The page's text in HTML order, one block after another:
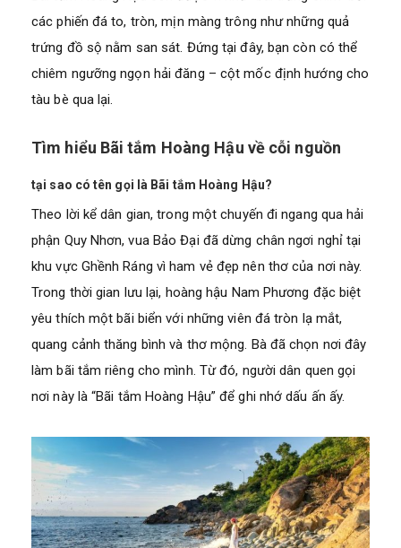
các phiến đá to, tròn, mịn màng trông như những quả
trứng đồ sộ nằm san sát. Đứng tại đây, bạn còn có thể
chiêm ngưỡng ngọn hải đăng – cột mốc định hướng cho
tàu bè qua lại.
Tìm hiểu Bãi tắm Hoàng Hậu về cỗi nguồn
tại sao có tên gọi là Bãi tắm Hoàng Hậu?
Theo lời kể dân gian, trong một chuyến đi ngang qua hải
phận Quy Nhơn, vua Bảo Đại đã dừng chân ngơi nghỉ tại
khu vực Ghềnh Ráng vì ham vẻ đẹp nên thơ của nơi này.
Trong thời gian lưu lại, hoàng hậu Nam Phương đặc biệt
yêu thích một bãi biển với những viên đá tròn lạ mắt,
quang cảnh thăng bình và thơ mộng. Bà đã chọn nơi đây
làm bãi tắm riêng cho mình. Từ đó, người dân quen gọi
nơi này là “Bãi tắm Hoàng Hậu” để ghi nhớ dấu ấn ấy.